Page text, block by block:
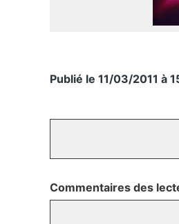
Publié le 11/03/2011 à
Commentaires des